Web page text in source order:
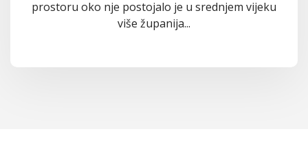
prostoru oko nje postojalo je u srednjem vijeku
više županija...